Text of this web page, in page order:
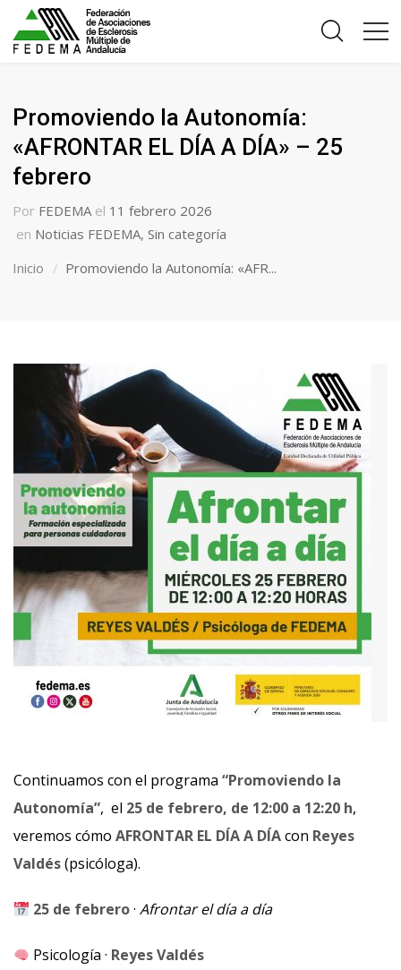
Promoviendo la Autonomía:
«AFRONTAR EL DÍA A DÍA» – 25
febrero
Por FEDEMA el 11 febrero 2026
en Noticias FEDEMA,Sin categoría
Inicio
Promoviendo la Autonomía: «AFR...
Continuamos con el programa “Promoviendo la
Autonomía”, el 25 de febrero, de 12:00 a 12:20 h,
veremos cómo AFRONTAR EL DÍA A DÍAcon Reyes
Valdés(psicóloga).
25 de febrero·Afrontar el día a día
Psicología · Reyes Valdés